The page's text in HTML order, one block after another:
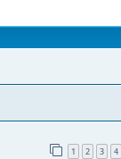
1 2 3 4